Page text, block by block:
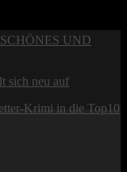
UND
sich neu auf
Krimi in die Top10